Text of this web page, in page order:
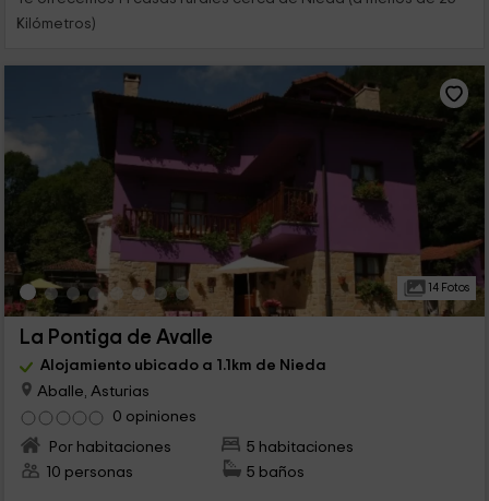
Kilómetros)
14 Fotos
La Pontiga de Avalle
Alojamiento ubicado a 1.1km de Nieda
Aballe, Asturias
0 opiniones
Por habitaciones
5 habitaciones
10 personas
5 baños